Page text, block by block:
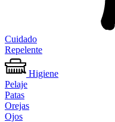
Cuidado
Repelente
Higiene
Pelaje
Patas
Orejas
Ojos